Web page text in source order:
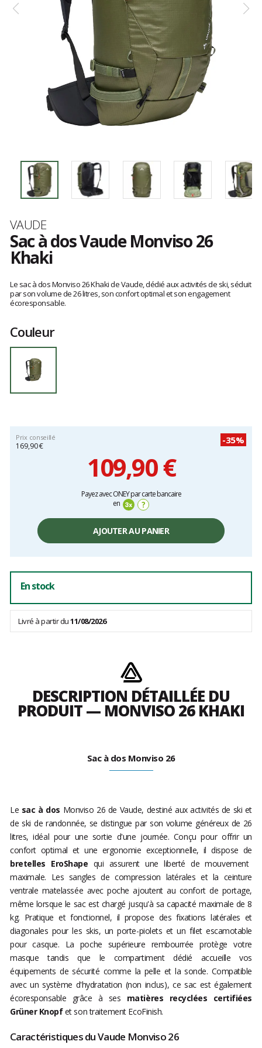
Marque
VAUDE
Sac à dos Vaude Monviso 26
Khaki
avis
clients
Le sac à dos Monviso 26 Khaki de Vaude, dédié aux activités de ski, séduit
par son volume de 26 litres, son confort optimal et son engagement
écoresponsable.
Couleur
Prix conseillé
169,90 €
-35%
109,90 €
Payez avec ONEY par carte bancaire
en
?
AJOUTER AU PANIER
En stock
Livré à partir du11/08/2026
DESCRIPTION DÉTAILLÉE DU
PRODUIT — MONVISO 26 KHAKI
Sac à dos Monviso 26
Le sac à dos Monviso 26 de Vaude, destiné aux activités de ski et
de ski de randonnée, se distingue par son volume généreux de 26
litres, idéal pour une sortie d'une journée. Conçu pour offrir un
confort optimal et une ergonomie exceptionnelle, il dispose de
bretelles EroShape qui assurent une liberté de mouvement
maximale. Les sangles de compression latérales et la ceinture
ventrale matelassée avec poche ajoutent au confort de portage,
même lorsque le sac est chargé jusqu'à sa capacité maximale de 8
kg. Pratique et fonctionnel, il propose des fixations latérales et
diagonales pour les skis, un porte-piolets et un filet escamotable
pour casque. La poche supérieure rembourrée protège votre
masque tandis que le compartiment dédié accueille vos
équipements de sécurité comme la pelle et la sonde. Compatible
avec un système d'hydratation (non inclus), ce sac est également
écoresponsable grâce à ses matières recyclées certifiées
Grüner Knopfet son traitement EcoFinish.
Caractéristiques du Vaude Monviso 26